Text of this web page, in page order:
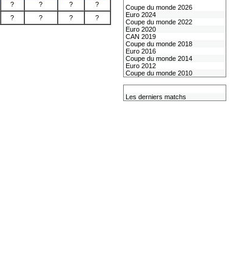
? ? ?
?
? ? ? ?
Coupe du monde 2026
Euro 2024
Coupe du monde 2022
Euro 2020
CAN 2019
Coupe du monde 2018
Euro 2016
Coupe du monde 2014
Euro 2012
Coupe du monde 2010
Les derniers matchs